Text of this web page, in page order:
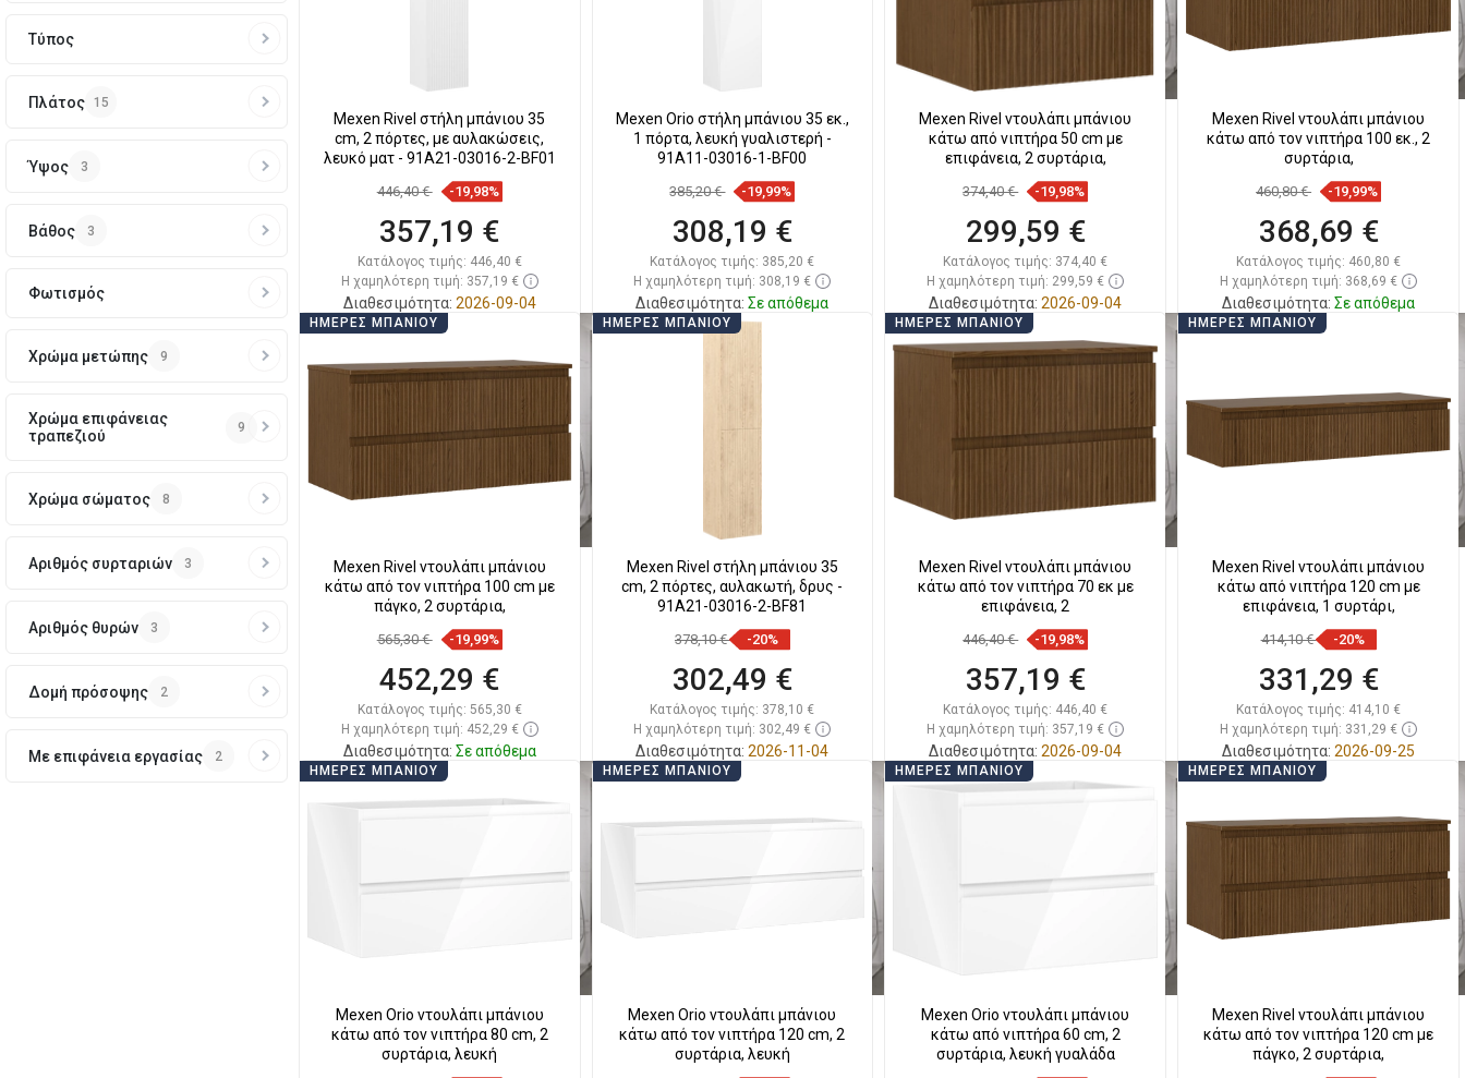
Τύπος
Πλάτος 15
Ύψος 3
Βάθος 3
Φωτισμός
Χρώμα μετώπης 9
Χρώμα επιφάνειας
τραπεζιού
9
Χρώμα σώματος 8
Αριθμός συρταριών 3
Αριθμός θυρών 3
Δομή πρόσοψης 2
Με επιφάνεια εργασίας 2
Mexen Rivel στήλη μπάνιου 35
cm, 2 πόρτες, με αυλακώσεις,
λευκό ματ - 91A21-03016-2-BF01
446,40 € -19,98%
357,19 €
Κατάλογος τιμής: 446,40 €
Η χαμηλότερη τιμή: 357,19 €
Διαθεσιμότητα: 2026-09-04
favorite_border Αγαπημένα
Σύγκριση
Mexen Orio στήλη μπάνιου 35 εκ.,
1 πόρτα, λευκή γυαλιστερή -
91A11-03016-1-BF00
385,20 € -19,99%
308,19 €
Κατάλογος τιμής: 385,20 €
Η χαμηλότερη τιμή: 308,19 €
Διαθεσιμότητα: Σε απόθεμα
Mexen Rivel ντουλάπι μπάνιου
κάτω από νιπτήρα 50 cm με
επιφάνεια, 2 συρτάρια,
374,40 € -19,98%
299,59 €
Κατάλογος τιμής: 374,40 €
Η χαμηλότερη τιμή: 299,59 €
Διαθεσιμότητα: 2026-09-04
Στο καλάθι
Mexen Rivel ντουλάπι μπάνιου
κάτω από τον νιπτήρα 100 εκ., 2
συρτάρια,
460,80 € -19,99%
368,69 €
Κατάλογος τιμής: 460,80 €
Η χαμηλότερη τιμή: 368,69 €
Διαθεσιμότητα: Σε απόθεμα
ΗΜΈΡΕΣ ΜΠΆΝΙΟΥ
Mexen Rivel ντουλάπι μπάνιου
κάτω από τον νιπτήρα 100 cm με
πάγκο, 2 συρτάρια,
565,30 € -19,99%
452,29 €
Κατάλογος τιμής: 565,30 €
Η χαμηλότερη τιμή: 452,29 €
Διαθεσιμότητα: Σε απόθεμα
Στο καλάθι
ΗΜΈΡΕΣ ΜΠΆΝΙΟΥ
Mexen Rivel στήλη μπάνιου 35
cm, 2 πόρτες, αυλακωτή, δρυς -
91A21-03016-2-BF81
378,10 € -20%
302,49 €
Κατάλογος τιμής: 378,10 €
Η χαμηλότερη τιμή: 302,49 €
Διαθεσιμότητα: 2026-11-04
ΗΜΈΡΕΣ ΜΠΆΝΙΟΥ
Mexen Rivel ντουλάπι μπάνιου
κάτω από τον νιπτήρα 70 εκ με
επιφάνεια, 2
446,40 € -19,98%
357,19 €
Κατάλογος τιμής: 446,40 €
Η χαμηλότερη τιμή: 357,19 €
Διαθεσιμότητα: 2026-09-04
Στο καλάθι
ΗΜΈΡΕΣ ΜΠΆΝΙΟΥ
Mexen Rivel ντουλάπι μπάνιου
κάτω από νιπτήρα 120 cm με
επιφάνεια, 1 συρτάρι,
414,10 € -20%
331,29 €
Κατάλογος τιμής: 414,10 €
Η χαμηλότερη τιμή: 331,29 €
Διαθεσιμότητα: 2026-09-25
favorite_border Αγαπημένα
Σύγκριση
ΗΜΈΡΕΣ ΜΠΆΝΙΟΥ
Mexen Orio ντουλάπι μπάνιου
κάτω από τον νιπτήρα 80 cm, 2
συρτάρια, λευκή
ΗΜΈΡΕΣ ΜΠΆΝΙΟΥ
Mexen Orio ντουλάπι μπάνιου
κάτω από τον νιπτήρα 120 cm, 2
συρτάρια, λευκή
ΗΜΈΡΕΣ ΜΠΆΝΙΟΥ
Mexen Orio ντουλάπι μπάνιου
κάτω από νιπτήρα 60 cm, 2
συρτάρια, λευκή γυαλάδα
ΗΜΈΡΕΣ ΜΠΆΝΙΟΥ
Mexen Rivel ντουλάπι μπάνιου
κάτω από τον νιπτήρα 120 cm με
πάγκο, 2 συρτάρια,